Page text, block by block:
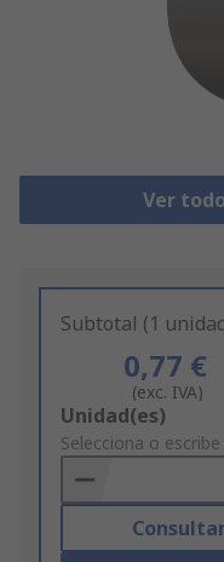
Ver
Subtotal (1
0,77 €
(exc. IVA)
Add
to
Basket
Unidad(es)
Selecciona o